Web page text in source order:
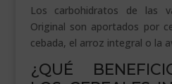
Los carbohidratos de las
Original son aportados por
cebada, el arroz integral o la
¿QUÉ